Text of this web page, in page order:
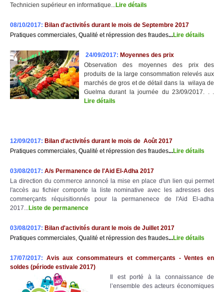
Technicien supérieur en informatique... Lire détails
08/10/2017: Bilan d'activités durant le mois de Septembre 2017
Pratiques commerciales, Qualité et répression des fraudes...Lire détails
24/09/2017: Moyennes des prix
Observation des moyennes des prix des
produits de la large consommation relevés aux
marchés de gros et de détail dans la wilaya de
Guelma durant la journée du 23/09/2017. . .
Lire détails
12/09/2017: Bilan d'activités durant le mois de Août 2017
Pratiques commerciales, Qualité et répression des fraudes...Lire détails
03/08/2017: A/s Permanence de l'Aid El-Adha 2017
La direction du commerce annoncé la mise en place d'un lien qui permet
l'accès au fichier comporte la liste nominative avec les adresses des
commerçants réquisitionnés pour la permanenece de l'Aid El-adha
2017... Liste de permanence
03/08/2017: Bilan d'activités durant le mois de Juillet 2017
Pratiques commerciales, Qualité et répression des fraudes...Lire détails
17/07/2017: Avis aux consommateurs et commerçants - Ventes en
soldes (période estivale 2017)
Il est porté à la connaissance de
l’ensemble des acteurs économiques